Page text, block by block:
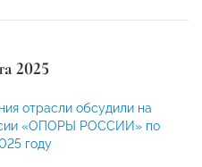
2025
отрасли обсудили на
«ОПОРЫ РОССИИ» по
году